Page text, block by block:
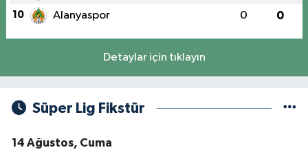
10 Alanyaspor 0 0
Detaylar için tıklayın
Süper Lig Fikstür
14 Ağustos, Cuma